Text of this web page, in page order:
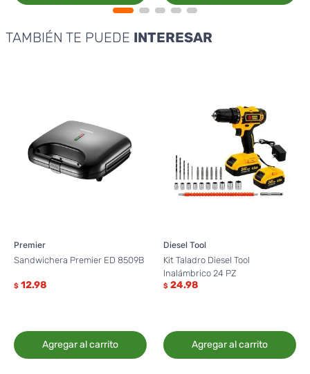
TAMBIÉN TE PUEDE INTERESAR
Premier
Sandwichera Premier ED 8509B
$ 12.98
Agregar al carrito
Diesel Tool
Kit Taladro Diesel Tool
Inalámbrico 24 PZ
$ 24.98
Agregar al carrito